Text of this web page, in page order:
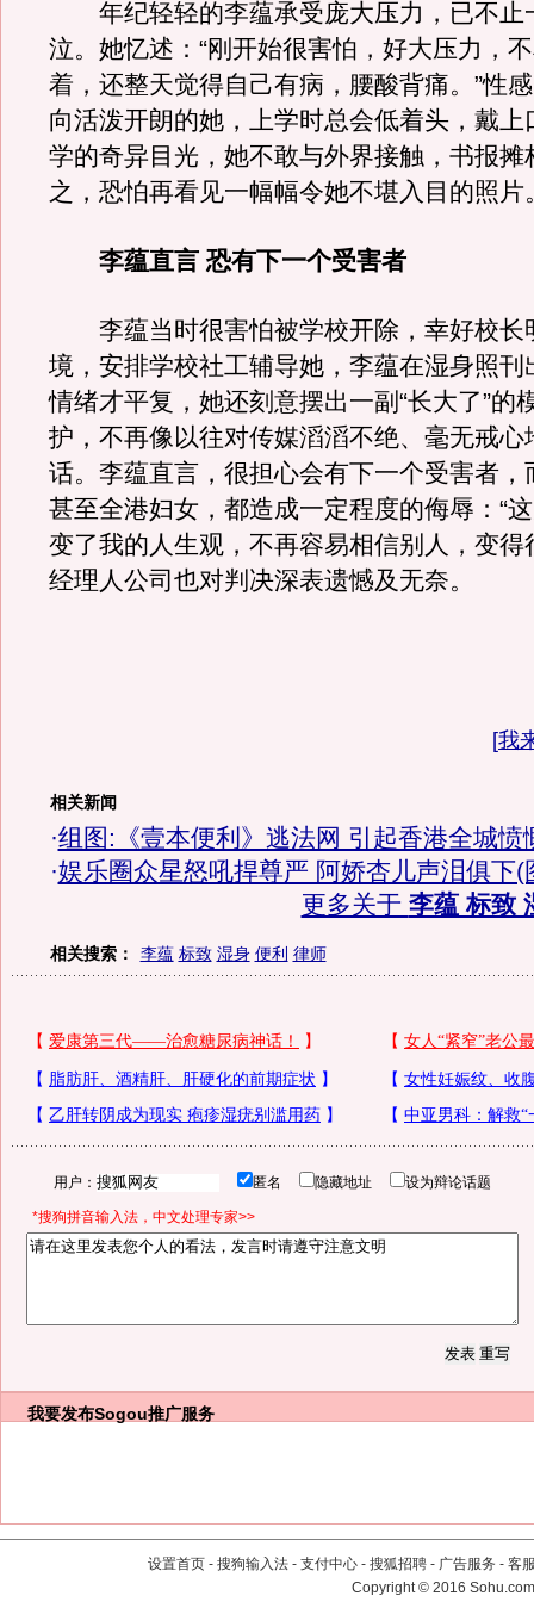
年纪轻轻的李蕴承受庞大压力，已不止
泣。她忆述：“刚开始很害怕，好大压力，
着，还整天觉得自己有病，腰酸背痛。”性
向活泼开朗的她，上学时总会低着头，戴上
学的奇异目光，她不敢与外界接触，书报摊
之，恐怕再看见一幅幅令她不堪入目的照片
李蕴直言 恐有下一个受害者
李蕴当时很害怕被学校开除，幸好校长
境，安排学校社工辅导她，李蕴在湿身照刊
情绪才平复，她还刻意摆出一副“长大了”的
护，不再像以往对传媒滔滔不绝、毫无戒心
话。李蕴直言，很担心会有下一个受害者，
甚至全港妇女，都造成一定程度的侮辱：“
变了我的人生观，不再容易相信别人，变得
经理人公司也对判决深表遗憾及无奈。
[我
相关新闻
·组图:《壹本便利》逃法网 引起香港全城愤
·娱乐圈众星怒吼捍尊严 阿娇杏儿声泪俱下(
更多关于 李蕴 标致
相关搜索： 李蕴 标致 湿身 便利 律师
用户： 匿名 隐藏地址 设为辩论话题
*搜狗拼音输入法，中文处理专家>>
我要发布Sogou推广服务
设置首页 - 搜狗输入法 - 支付中心 - 搜狐招聘 - 广告服务 - 客
Copyright©2016